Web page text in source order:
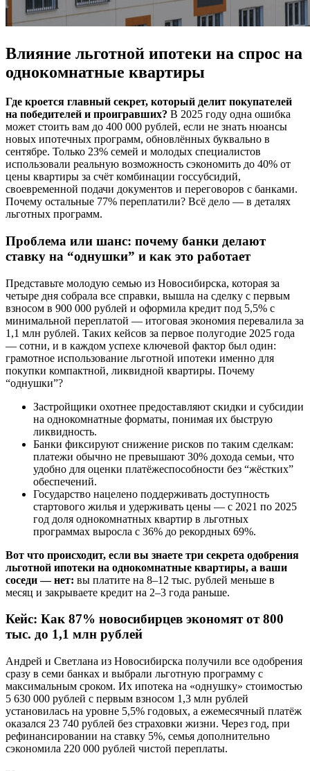
Влияние льготной ипотеки на спрос на
однокомнатные квартиры
Где кроется главный секрет, который делит покупателей
на победителей и проигравших? В 2025 году одна ошибка
может стоить вам до 400 000 рублей, если не знать нюансы
новых ипотечных программ, обновлённых буквально в
сентябре. Только 23% семей и молодых специалистов
использовали реальную возможность сэкономить до 40% от
цены квартиры за счёт комбинации госсубсидий,
своевременной подачи документов и переговоров с банками.
Почему остальные 77% переплатили? Всё дело — в деталях
льготных программ.
Проблема или шанс: почему банки делают
ставку на “однушки” и как это работает
Представьте молодую семью из Новосибирска, которая за
четыре дня собрала все справки, вышла на сделку с первым
взносом в 900 000 рублей и оформила кредит под 5,5% с
минимальной переплатой — итоговая экономия перевалила за
1,1 млн рублей. Таких кейсов за первое полугодие 2025 года
— сотни, и в каждом успехе ключевой фактор был один:
грамотное использование льготной ипотеки именно для
покупки компактной, ликвидной квартиры. Почему
“однушки”?
Застройщики охотнее предоставляют скидки и субсидии
на однокомнатные форматы, понимая их быструю
ликвидность.
Банки фиксируют снижение рисков по таким сделкам:
платежи обычно не превышают 30% дохода семьи, что
удобно для оценки платёжеспособности без “жёстких”
обеспечений.
Государство нацелено поддерживать доступность
стартового жилья и удерживать цены — с 2021 по 2025
год доля однокомнатных квартир в льготных
программах выросла с 36% до рекордных 69%.
Вот что происходит, если вы знаете три секрета одобрения
льготной ипотеки на однокомнатные квартиры, а ваши
соседи — нет: вы платите на 8–12 тыс. рублей меньше в
месяц и закрываете кредит на 2–3 года раньше.
Кейс: Как 87% новосибирцев экономят от 800
тыс. до 1,1 млн рублей
Андрей и Светлана из Новосибирска получили все одобрения
сразу в семи банках и выбрали льготную программу с
максимальным сроком. Их ипотека на «однушку» стоимостью
5 630 000 рублей с первым взносом 1,3 млн рублей
установилась на уровне 5,5% годовых, а ежемесячный платёж
оказался 23 740 рублей без страховки жизни. Через год, при
рефинансировании на ставку 5%, семья дополнительно
сэкономила 220 000 рублей чистой переплаты.